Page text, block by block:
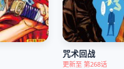
咒术回战
更新至 第268话